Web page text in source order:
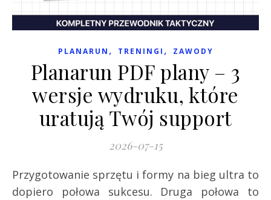
PLANARUN , TRENINGI , ZAWODY
Planarun PDF plany – 3
wersje wydruku, które
uratują Twój support
2026-07-15
Przygotowanie sprzętu i formy na bieg ultra to
dopiero połowa sukcesu. Druga połowa to